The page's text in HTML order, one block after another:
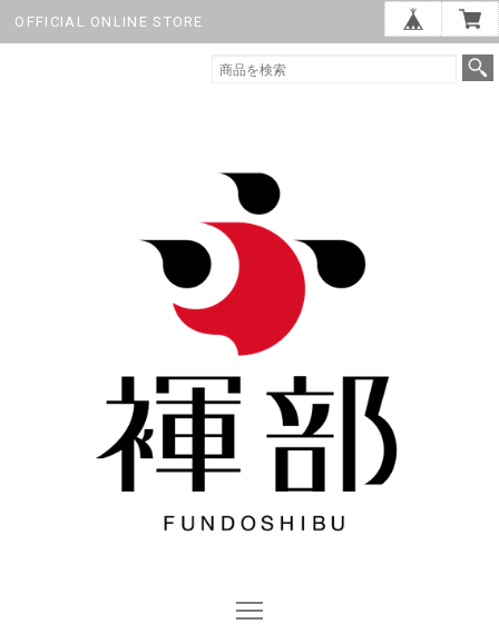
OFFICIAL ONLINE STORE